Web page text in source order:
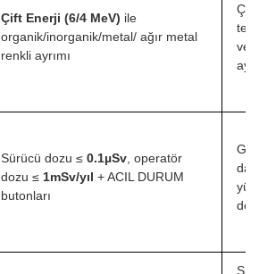
Çift Enerji (6/4 MeV) ile
organik/inorganik/metal/ ağır metal
renkli ayrımı
tek
Sürücü dozu ≤ 0.1µSv , operatör
dozu ≤ 1mSv/yıl + ACIL DURUM
butonları